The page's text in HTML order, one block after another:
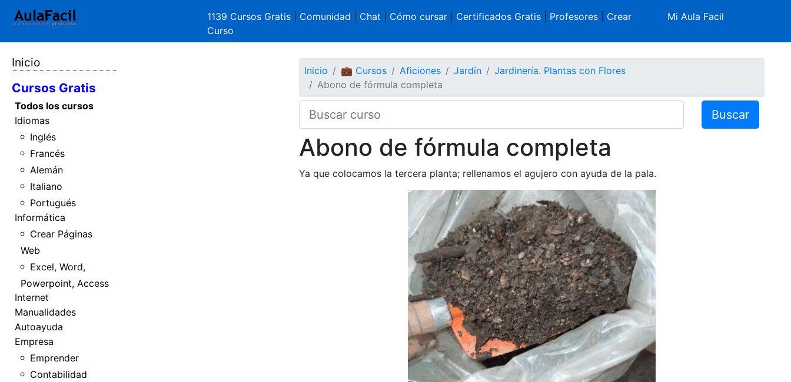
1139 Cursos Gratis Comunidad Chat Cómo cursar| Certificados Gratis| Profesores| Crear
Curso
Mi Aula Facil
Inicio
Cursos Gratis
Todos los cursos
Idiomas
Inglés
Francés
Alemán
Italiano
Portugués
Informática
Crear Páginas
Web
Excel, Word,
Powerpoint, Access
Internet
Manualidades
Autoayuda
Empresa
Emprender
Contabilidad
Inicio 💼 Cursos Aficiones Jardín
Jardinería. Plantas con Flores
Abono de fórmula completa
Buscar
Abono de fórmula completa
Ya que colocamos la tercera planta; rellenamos el agujero con ayuda de la pala.